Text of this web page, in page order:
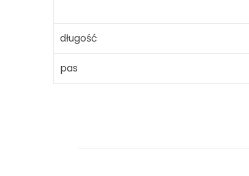
długość
pas